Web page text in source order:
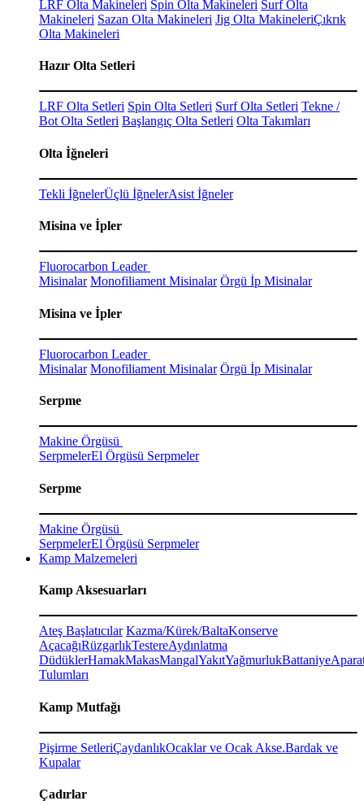
LRF Olta Makineleri Spin Olta Makineleri Surf Olta
Makineleri Sazan Olta Makineleri Jig Olta MakineleriÇıkrık
Olta Makineleri
Hazır Olta Setleri
LRF Olta Setleri Spin Olta Setleri Surf Olta Setleri Tekne /
Bot Olta Setleri Başlangıç Olta Setleri Olta Takımları
Olta İğneleri
Tekli İğnelerÜçlü İğnelerAsist İğneler
Misina ve İpler
Fluorocarbon Leader
Misinalar Monofiliament Misinalar Örgü İp Misinalar
Misina ve İpler
Fluorocarbon Leader
Misinalar Monofiliament Misinalar Örgü İp Misinalar
Serpme
Makine Örgüsü
SerpmelerEl Örgüsü Serpmeler
Serpme
Makine Örgüsü
SerpmelerEl Örgüsü Serpmeler
Kamp Malzemeleri
Kamp Aksesuarları
Ateş Başlatıcılar Kazma/Kürek/BaltaKonserve
AçacağıRüzgarlıkTestereAydınlatma
DüdüklerHamakMakasMangalYakıtYağmurlukBattaniye
Tulumları
Kamp Mutfağı
Pişirme SetleriÇaydanlıkOcaklar ve Ocak Akse.Bardak ve
Kupalar
Çadırlar